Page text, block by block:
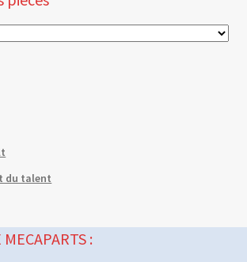
du talent
: